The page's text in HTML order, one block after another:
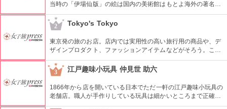
当時の「伊場仙版」の絵は国内の美術館はもとよ海外の著名美
術館でも見ることができる。現在はうちわ、扇子、カレンダー
などを取り扱っている。
2 Tokyo's Tokyo
東京発の旅のお店。店内では実用性の高い旅行用の商品や、デ
ザインプロダクト、ファッションアイテムなどがそろう。これ
らの商品はお土産などをキーワードに、地域ごとにセグメント
されている。
3 江戸趣味小玩具 仲見世 助六
1866年から店を開いている日本でただ一軒の江戸趣味小玩具の
老舗店。職人が手作りしている玩具は細かいところまで正確に
作られている。